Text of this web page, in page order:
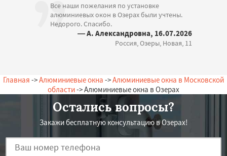
Все наши пожелания по установке
алюминиевых окон в Озерах были учтены.
Недорого. Спасибо.
— А. Александровна, 16.07.2026
Россия, Озеры, Новая, 11
Главная ->Алюминиевые окна ->Алюминиевые окна в Московской
области-> Алюминиевые окна в Озерах
Остались вопросы?
Закажи бесплатную консультацию в Озерах!